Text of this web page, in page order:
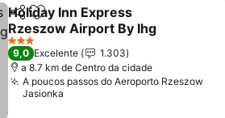
PartilharAdicionar aos favoritos
Holiday Inn Express
Rzeszow Airport By Ihg
Ver preços
3 Estrelas
9,0 Excelente
1.303
a 8.7 km de Centro da cidade
A poucos passos do Aeroporto Rzeszow
Jasionka